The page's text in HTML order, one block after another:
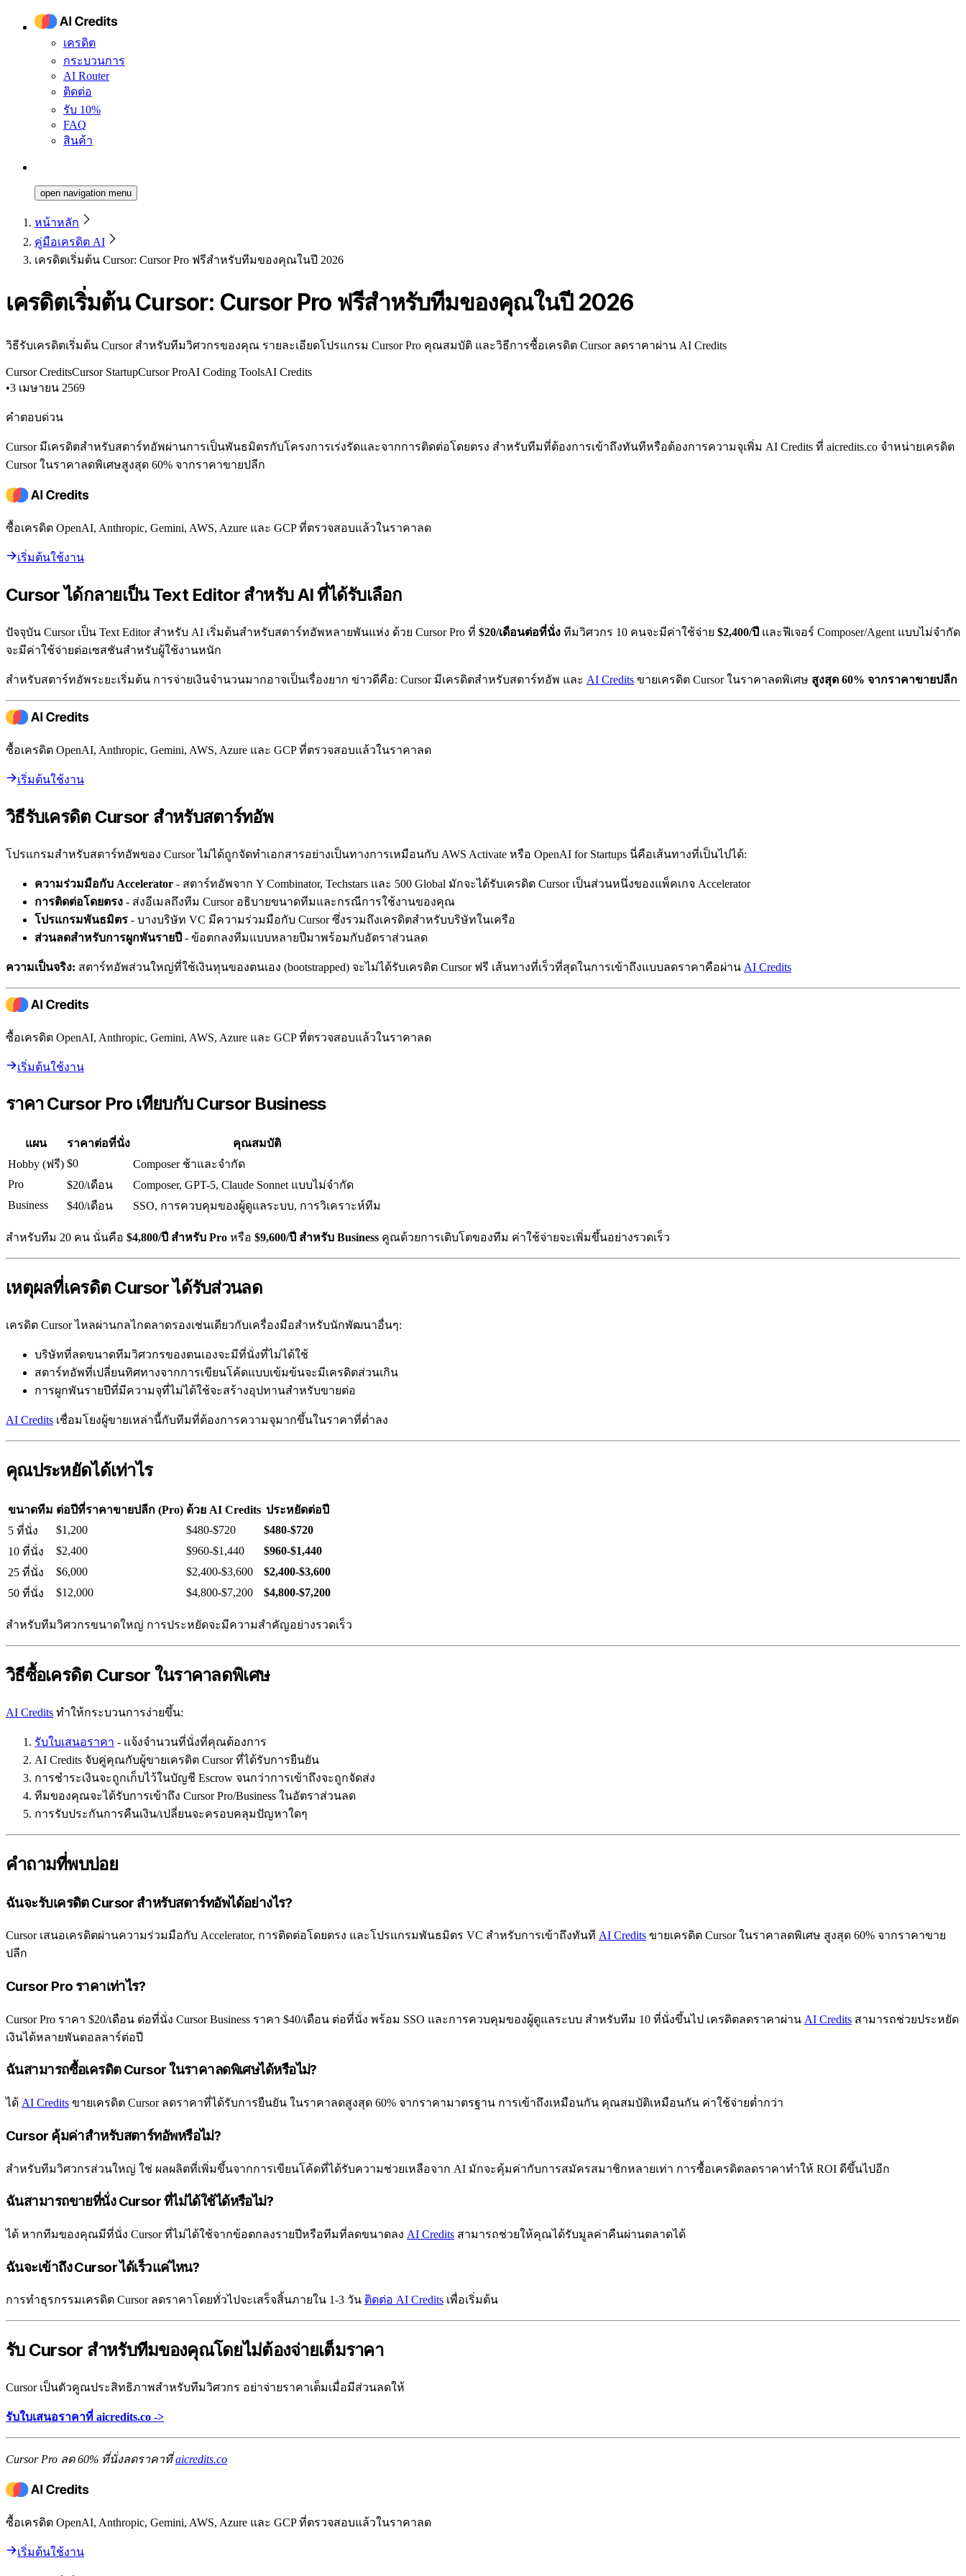
เครดิต
กระบวนการ
AI Router
ติดต่อ
รับ 10%
FAQ
สินค้า
open navigation menu
หน้าหลัก
คู่มือเครดิต AI
เครดิตเริ่มต้น Cursor: Cursor Pro ฟรีสำหรับทีมของคุณในปี 2026
เครดิตเริ่มต้น Cursor: Cursor Pro ฟรีสำหรับทีมของคุณในปี 2026
วิธีรับเครดิตเริ่มต้น Cursor สำหรับทีมวิศวกรของคุณ รายละเอียดโปรแกรม Cursor Pro คุณสมบัติ และวิธีการซื้อเครดิต Cursor ลดราคาผ่าน AI Credits
Cursor CreditsCursor StartupCursor ProAI Coding ToolsAI Credits
•3 เมษายน 2569
คำตอบด่วน
Cursor มีเครดิตสำหรับสตาร์ทอัพผ่านการเป็นพันธมิตรกับโครงการเร่งรัดและจากการติดต่อโดยตรง สำหรับทีมที่ต้องการเข้าถึงทันทีหรือต้องการความจุเพิ่ม AI Credits ที่ aicredits.co จำหน่ายเครดิต
Cursor ในราคาลดพิเศษสูงสุด 60% จากราคาขายปลีก
ซื้อเครดิต OpenAI, Anthropic, Gemini, AWS, Azure และ GCP ที่ตรวจสอบแล้วในราคาลด
เริ่มต้นใช้งาน
Cursor ได้กลายเป็น Text Editor สำหรับ AI ที่ได้รับเลือก
ปัจจุบัน Cursor เป็น Text Editor สำหรับ AI เริ่มต้นสำหรับสตาร์ทอัพหลายพันแห่ง ด้วย Cursor Pro ที่ $20/เดือนต่อที่นั่ง ทีมวิศวกร 10 คนจะมีค่าใช้จ่าย $2,400/ปี และฟีเจอร์ Composer/Agent แบบไม่จำกัด
จะมีค่าใช้จ่ายต่อเซสชันสำหรับผู้ใช้งานหนัก
สำหรับสตาร์ทอัพระยะเริ่มต้น การจ่ายเงินจำนวนมากอาจเป็นเรื่องยาก ข่าวดีคือ: Cursor มีเครดิตสำหรับสตาร์ทอัพ และ AI Credits ขายเครดิต Cursor ในราคาลดพิเศษ สูงสุด 60% จากราคาขายปลีก
ซื้อเครดิต OpenAI, Anthropic, Gemini, AWS, Azure และ GCP ที่ตรวจสอบแล้วในราคาลด
เริ่มต้นใช้งาน
วิธีรับเครดิต Cursor สำหรับสตาร์ทอัพ
โปรแกรมสำหรับสตาร์ทอัพของ Cursor ไม่ได้ถูกจัดทำเอกสารอย่างเป็นทางการเหมือนกับ AWS Activate หรือ OpenAI for Startups นี่คือเส้นทางที่เป็นไปได้:
ความร่วมมือกับ Accelerator - สตาร์ทอัพจาก Y Combinator, Techstars และ 500 Global มักจะได้รับเครดิต Cursor เป็นส่วนหนึ่งของแพ็คเกจ Accelerator
การติดต่อโดยตรง - ส่งอีเมลถึงทีม Cursor อธิบายขนาดทีมและกรณีการใช้งานของคุณ
โปรแกรมพันธมิตร - บางบริษัท VC มีความร่วมมือกับ Cursor ซึ่งรวมถึงเครดิตสำหรับบริษัทในเครือ
ส่วนลดสำหรับการผูกพันรายปี - ข้อตกลงทีมแบบหลายปีมาพร้อมกับอัตราส่วนลด
ความเป็นจริง: สตาร์ทอัพส่วนใหญ่ที่ใช้เงินทุนของตนเอง (bootstrapped) จะไม่ได้รับเครดิต Cursor ฟรี เส้นทางที่เร็วที่สุดในการเข้าถึงแบบลดราคาคือผ่าน AI Credits
ซื้อเครดิต OpenAI, Anthropic, Gemini, AWS, Azure และ GCP ที่ตรวจสอบแล้วในราคาลด
เริ่มต้นใช้งาน
ราคา Cursor Pro เทียบกับ Cursor Business
แผน ราคาต่อที่นั่ง
คุณสมบัติ
Hobby (ฟรี) $0
Composer ช้าและจำกัด
Pro
$20/เดือน
Composer, GPT-5, Claude Sonnet แบบไม่จำกัด
Business
$40/เดือน SSO, การควบคุมของผู้ดูแลระบบ, การวิเคราะห์ทีม
สำหรับทีม 20 คน นั่นคือ $4,800/ปี สำหรับ Pro หรือ $9,600/ปี สำหรับ Business คูณด้วยการเติบโตของทีม ค่าใช้จ่ายจะเพิ่มขึ้นอย่างรวดเร็ว
เหตุผลที่เครดิต Cursor ได้รับส่วนลด
เครดิต Cursor ไหลผ่านกลไกตลาดรองเช่นเดียวกับเครื่องมือสำหรับนักพัฒนาอื่นๆ:
บริษัทที่ลดขนาดทีมวิศวกรของตนเองจะมีที่นั่งที่ไม่ได้ใช้
สตาร์ทอัพที่เปลี่ยนทิศทางจากการเขียนโค้ดแบบเข้มข้นจะมีเครดิตส่วนเกิน
การผูกพันรายปีที่มีความจุที่ไม่ได้ใช้จะสร้างอุปทานสำหรับขายต่อ
AI Credits เชื่อมโยงผู้ขายเหล่านี้กับทีมที่ต้องการความจุมากขึ้นในราคาที่ต่ำลง
คุณประหยัดได้เท่าไร
ขนาดทีม ต่อปีที่ราคาขายปลีก (Pro) ด้วย AI Credits ประหยัดต่อปี
5 ที่นั่ง
$1,200 $480-$720
$480-$720
10 ที่นั่ง
$2,400 $960-$1,440
$960-$1,440
25 ที่นั่ง
$6,000 $2,400-$3,600
$2,400-$3,600
50 ที่นั่ง
$12,000 $4,800-$7,200 $4,800-$7,200
สำหรับทีมวิศวกรขนาดใหญ่ การประหยัดจะมีความสำคัญอย่างรวดเร็ว
วิธีซื้อเครดิต Cursor ในราคาลดพิเศษ
AI Credits ทำให้กระบวนการง่ายขึ้น:
รับใบเสนอราคา - แจ้งจำนวนที่นั่งที่คุณต้องการ
AI Credits จับคู่คุณกับผู้ขายเครดิต Cursor ที่ได้รับการยืนยัน
การชำระเงินจะถูกเก็บไว้ในบัญชี Escrow จนกว่าการเข้าถึงจะถูกจัดส่ง
ทีมของคุณจะได้รับการเข้าถึง Cursor Pro/Business ในอัตราส่วนลด
การรับประกันการคืนเงิน/เปลี่ยนจะครอบคลุมปัญหาใดๆ
คำถามที่พบบ่อย
ฉันจะรับเครดิต Cursor สำหรับสตาร์ทอัพได้อย่างไร?
Cursor เสนอเครดิตผ่านความร่วมมือกับ Accelerator, การติดต่อโดยตรง และโปรแกรมพันธมิตร VC สำหรับการเข้าถึงทันที AI Credits ขายเครดิต Cursor ในราคาลดพิเศษ สูงสุด 60% จากราคาขาย
ปลีก
Cursor Pro ราคาเท่าไร?
Cursor Pro ราคา $20/เดือน ต่อที่นั่ง Cursor Business ราคา $40/เดือน ต่อที่นั่ง พร้อม SSO และการควบคุมของผู้ดูแลระบบ สำหรับทีม 10 ที่นั่งขึ้นไป เครดิตลดราคาผ่าน AI Credits สามารถช่วยประหยัด
เงินได้หลายพันดอลลาร์ต่อปี
ฉันสามารถซื้อเครดิต Cursor ในราคาลดพิเศษได้หรือไม่?
ได้ AI Credits ขายเครดิต Cursor ลดราคาที่ได้รับการยืนยัน ในราคาลดสูงสุด 60% จากราคามาตรฐาน การเข้าถึงเหมือนกัน คุณสมบัติเหมือนกัน ค่าใช้จ่ายต่ำกว่า
Cursor คุ้มค่าสำหรับสตาร์ทอัพหรือไม่?
สำหรับทีมวิศวกรส่วนใหญ่ ใช่ ผลผลิตที่เพิ่มขึ้นจากการเขียนโค้ดที่ได้รับความช่วยเหลือจาก AI มักจะคุ้มค่ากับการสมัครสมาชิกหลายเท่า การซื้อเครดิตลดราคาทำให้ ROI ดีขึ้นไปอีก
ฉันสามารถขายที่นั่ง Cursor ที่ไม่ได้ใช้ได้หรือไม่?
ได้ หากทีมของคุณมีที่นั่ง Cursor ที่ไม่ได้ใช้จากข้อตกลงรายปีหรือทีมที่ลดขนาดลง AI Credits สามารถช่วยให้คุณได้รับมูลค่าคืนผ่านตลาดได้
ฉันจะเข้าถึง Cursor ได้เร็วแค่ไหน?
การทำธุรกรรมเครดิต Cursor ลดราคาโดยทั่วไปจะเสร็จสิ้นภายใน 1-3 วัน ติดต่อ AI Credits เพื่อเริ่มต้น
รับ Cursor สำหรับทีมของคุณโดยไม่ต้องจ่ายเต็มราคา
Cursor เป็นตัวคูณประสิทธิภาพสำหรับทีมวิศวกร อย่าจ่ายราคาเต็มเมื่อมีส่วนลดให้
รับใบเสนอราคาที่ aicredits.co ->
Cursor Pro ลด 60% ที่นั่งลดราคาที่aicredits.co
ซื้อเครดิต OpenAI, Anthropic, Gemini, AWS, Azure และ GCP ที่ตรวจสอบแล้วในราคาลด
เริ่มต้นใช้งาน